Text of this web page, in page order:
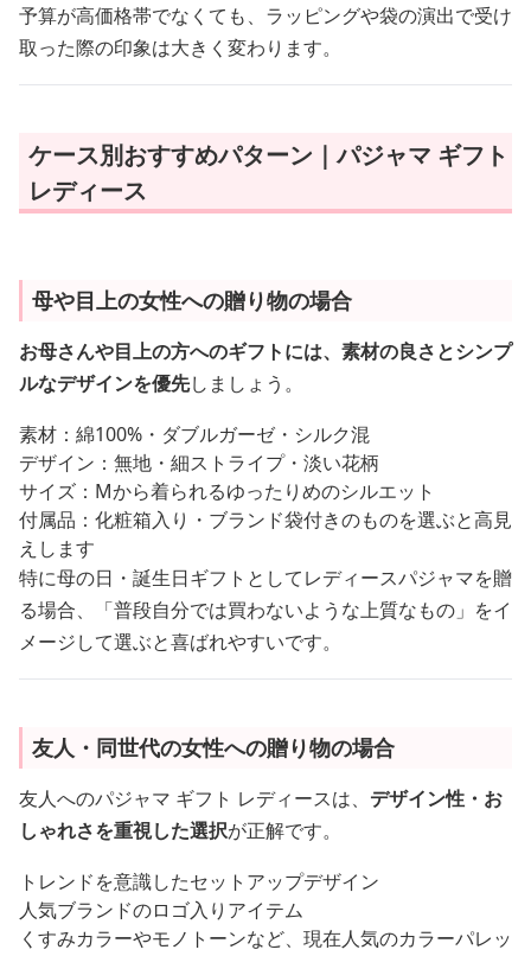
予算が高価格帯でなくても、ラッピングや袋の演出で受け
取った際の印象は大きく変わります。
ケース別おすすめパターン｜パジャマ ギフト
レディース
母や目上の女性への贈り物の場合
お母さんや目上の方へのギフトには、素材の良さとシンプ
ルなデザインを優先しましょう。
素材：綿100%・ダブルガーゼ・シルク混
デザイン：無地・細ストライプ・淡い花柄
サイズ：Mから着られるゆったりめのシルエット
付属品：化粧箱入り・ブランド袋付きのものを選ぶと高見
えします
特に母の日・誕生日ギフトとしてレディースパジャマを贈
る場合、「普段自分では買わないような上質なもの」をイ
メージして選ぶと喜ばれやすいです。
友人・同世代の女性への贈り物の場合
友人へのパジャマ ギフト レディースは、 デザイン性・お
しゃれさを重視した選択が正解です。
トレンドを意識したセットアップデザイン
人気ブランドのロゴ入りアイテム
くすみカラーやモノトーンなど、現在人気のカラーパレッ